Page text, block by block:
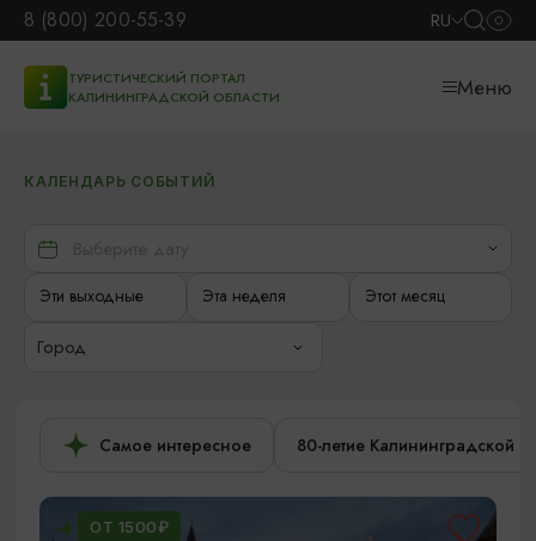
8 (800) 200-55-39 RU
ТУРИСТИЧЕСКИЙ ПОРТАЛ
КАЛИНИНГРАДСКОЙ ОБЛАСТИ
Меню
КАЛЕНДАРЬ СОБЫТИЙ
Эти выходные Эта неделя Этот месяц
Город
Самое интересное 80-летие Калининградской
ОТ 1500₽